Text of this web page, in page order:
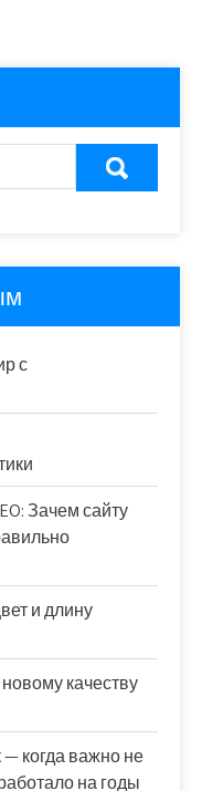
с
Зачем сайту
и длину
качеству
когда важно не
на годы